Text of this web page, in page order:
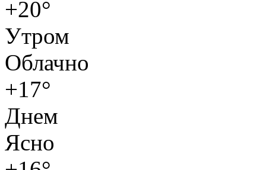
+20°
Утром
Облачно
+17°
Днем
Ясно